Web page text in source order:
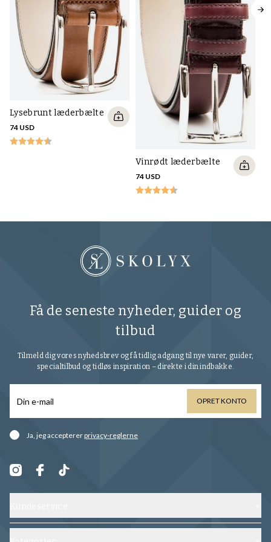
Lysebrunt læderbælte
74 USD
Vinrødt læderbælte
74 USD
Få de seneste nyheder, guider og
tilbud
Tilmeld dig vores nyhedsbrev og få tidlig adgang til nye varer, guider,
specialtilbud og tidløs inspiration – direkte i din indbakke.
OPRET KONTO
Ja, jeg acceptererprivacy-reglerne
Kontakt os